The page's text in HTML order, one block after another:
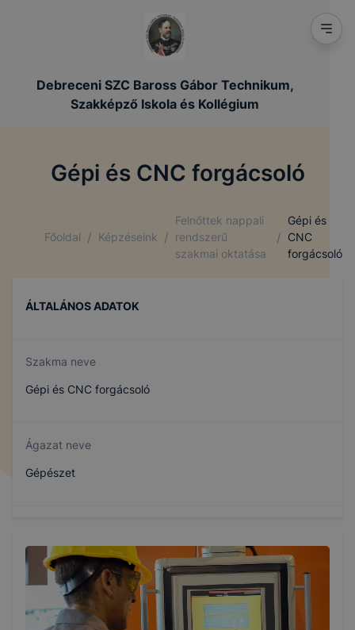
Debreceni SZC Baross Gábor Technikum,
Szakképző Iskola és Kollégium
Gépi és CNC forgácsoló
Főoldal / Képzéseink /
Felnőttek nappali
rendszerű
szakmai oktatása
/
Gépi és
CNC
forgácsoló
ÁLTALÁNOS ADATOK
Szakma neve
Gépi és CNC forgácsoló
Ágazat neve
Gépészet
407151007
Képzés időtartama